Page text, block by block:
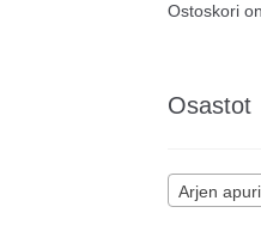
Ostoskori
Osastot
Arjen